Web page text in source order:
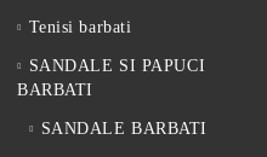
Tenisi barbati
SANDALE SI PAPUCI
BARBATI
SANDALE BARBATI